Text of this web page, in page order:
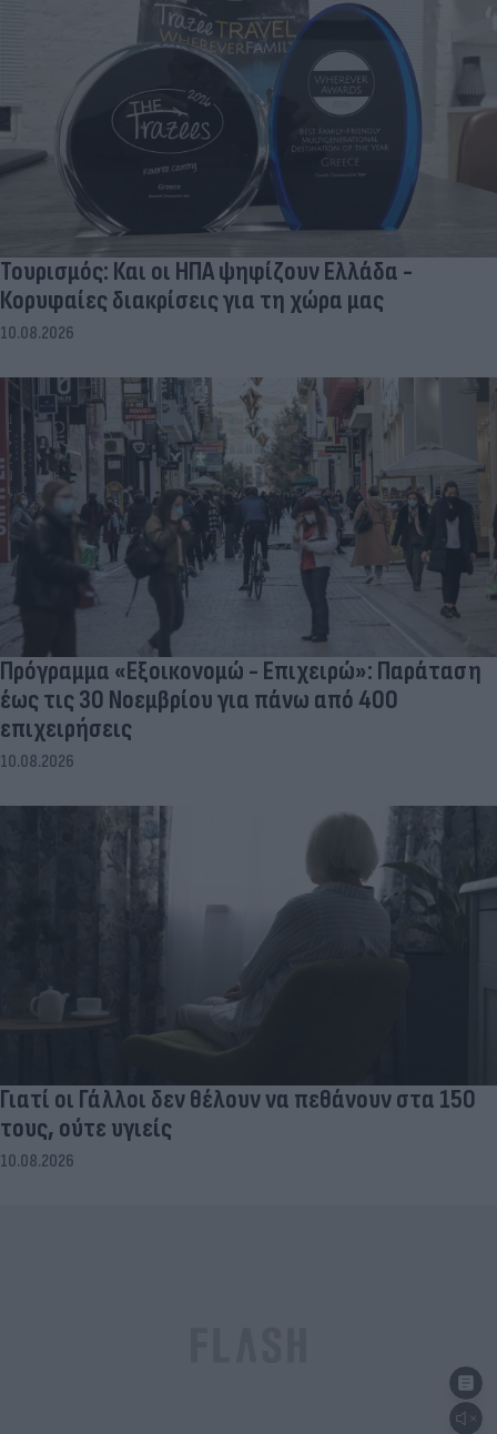
Τουρισμός: Και οι ΗΠΑ ψηφίζουν Ελλάδα -
Κορυφαίες διακρίσεις για τη χώρα μας
10.08.2026
Πρόγραμμα «Εξοικονομώ - Επιχειρώ»: Παράταση
έως τις 30 Νοεμβρίου για πάνω από 400
επιχειρήσεις
10.08.2026
Γιατί οι Γάλλοι δεν θέλουν να πεθάνουν στα 150
τους, ούτε υγιείς
10.08.2026